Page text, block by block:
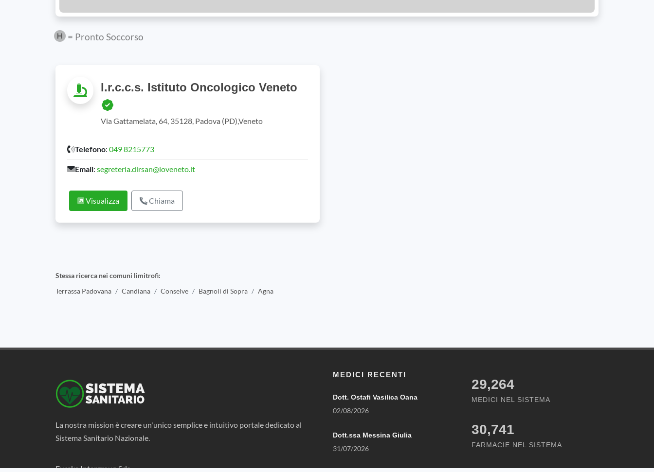
= Pronto Soccorso
I.r.c.c.s. Istituto Oncologico Veneto
Via Gattamelata, 64, 35128, Padova (PD),Veneto
Telefono: 049 8215773
Email: segreteria.dirsan@ioveneto.it
Visualizza Chiama
Stessa ricerca nei comuni limitrofi:
Terrassa Padovana
Candiana Conselve Bagnoli di Sopra Agna
La nostra mission è creare un'unico semplice e intuitivo portale dedicato al
Sistema Sanitario Nazionale.
Eureka Intergroup Srls
MEDICI RECENTI
Dott. Ostafi Vasilica Oana
02/08/2026
Dott.ssa Messina Giulia
31/07/2026
29,264
MEDICI NEL SISTEMA
30,741
FARMACIE NEL SISTEMA